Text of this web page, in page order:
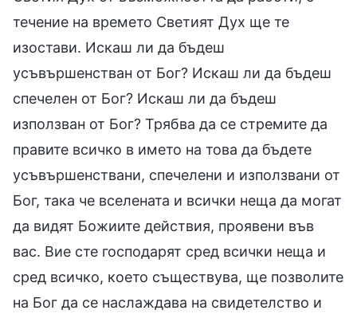
течение на времето Светият Дух ще те
изостави. Искаш ли да бъдеш
усъвършенстван от Бог? Искаш ли да бъдеш
спечелен от Бог? Искаш ли да бъдеш
използван от Бог? Трябва да се стремите да
правите всичко в името на това да бъдете
усъвършенствани, спечелени и използвани от
Бог, така че вселената и всички неща да могат
да видят Божиите действия, проявени във
вас. Вие сте господарят сред всички неща и
сред всичко, което съществува, ще позволите
на Бог да се наслаждава на свидетелство и